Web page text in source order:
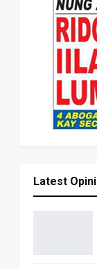
Latest